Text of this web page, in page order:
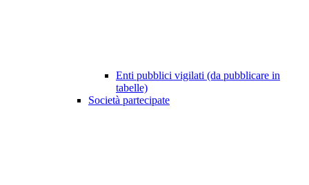
Enti pubblici vigilati (da pubblicare in
tabelle)
Società partecipate